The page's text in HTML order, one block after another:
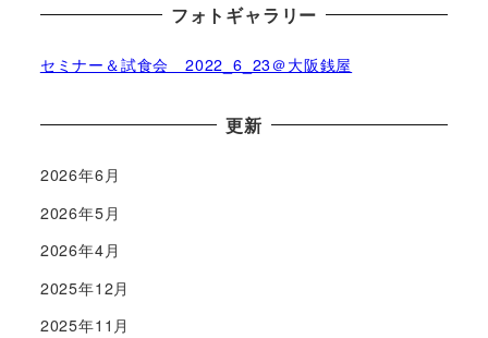
フォトギャラリー
セミナー＆試食会 2022_6_23＠大阪銭屋
更新
2026年6月
2026年5月
2026年4月
2025年12月
2025年11月